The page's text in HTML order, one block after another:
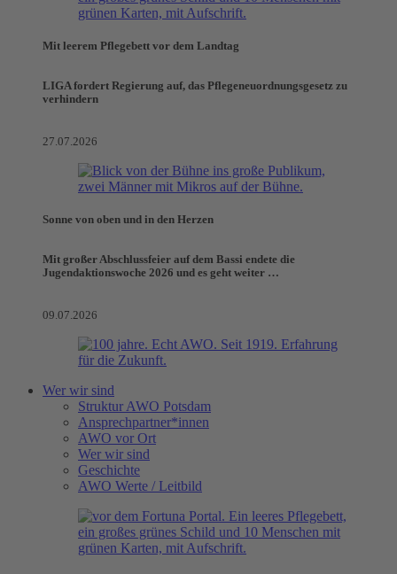
Mit leerem Pflegebett vor dem Landtag
LIGA fordert Regierung auf, das Pflegeneuordnungsgesetz zu
verhindern
27.07.2026
Sonne von oben und in den Herzen
Mit großer Abschlussfeier auf dem Bassi endete die
Jugendaktionswoche 2026 und es geht weiter …
09.07.2026
Wer wir sind
Struktur AWO Potsdam
Ansprechpartner*innen
AWO vor Ort
Wer wir sind
Geschichte
AWO Werte / Leitbild